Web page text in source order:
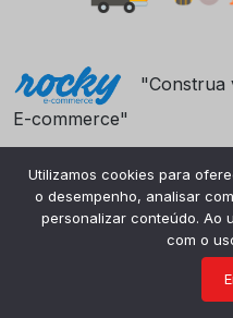
"Construa
E-commerce"
Utilizamos cookies para
o desempenho, analisar
personalizar conteúdo. Ao
com o